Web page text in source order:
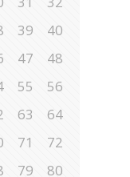
39
40
47
48
55
56
63
64
71
72
79
80